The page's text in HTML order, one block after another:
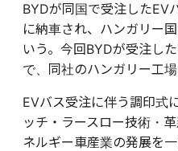
BYDが同国で受注したEV
に納車され、ハンガリー
いう。今回BYDが受注し
で、同社のハンガリー工場
EVバス受注に伴う調印式
ッチ・ラースロー技術・
ネルギー車産業の発展を